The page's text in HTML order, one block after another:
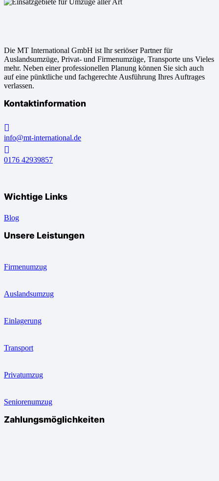
Die MT International GmbH ist Ihr seriöser Partner für
Auslandsumzüge, Privat- und Firmenumzüge, Transporte uns Vieles
mehr. Neben einer professionellen Planung können Sie sich auch
auf eine pünktliche und fachgerechte Ausführung Ihres Auftrages
verlassen.
Kontaktinformation
info@mt-international.de
0176 42939857
Wichtige Links
Blog
Unsere Leistungen
Firmenumzug
Auslandsumzug
Einlagerung
Transport
Privatumzug
Seniorenumzug
Zahlungsmöglichkeiten